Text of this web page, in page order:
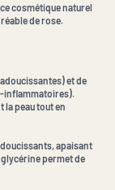
cosmétique naturel
de rose.
et de
inflammatoires).
la peau tout en
apaisant
permet de